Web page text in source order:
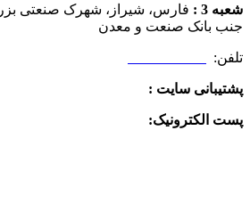
شعبه 3 :
فارس، شیراز، شهرک صنعتی
جنب بانک صنعت و معدن
تلفن:
پشتیبانی سایت :
پست الکترونیک: